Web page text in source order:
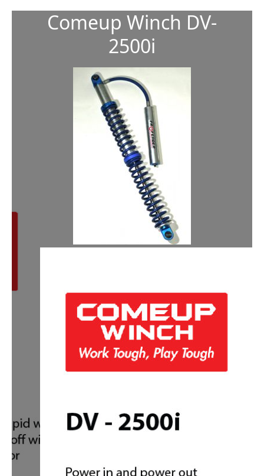
Comeup Winch DV-
2500i